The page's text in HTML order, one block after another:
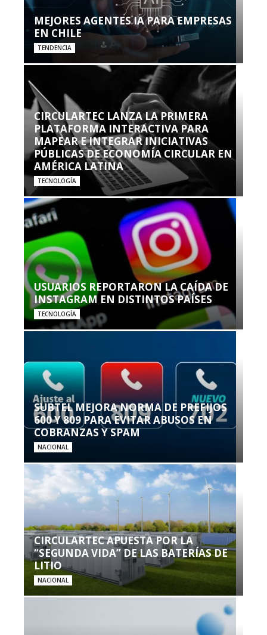
MEJORES AGENTES IA PARA EMPRESAS
EN CHILE
TENDENCIA
CIRCULARTEC LANZA LA PRIMERA
PLATAFORMA INTERACTIVA PARA
MAPEAR E INTEGRAR INICIATIVAS
PÚBLICAS DE ECONOMÍA CIRCULAR EN
AMÉRICA LATINA
TECNOLOGÍA
USUARIOS REPORTARON LA CAÍDA DE
INSTAGRAM EN DISTINTOS PAÍSES
TECNOLOGÍA
SUBTEL MEJORA NORMA DE PREFIJOS
600 Y 809 PARA EVITAR ABUSOS EN
COBRANZAS Y SPAM
NACIONAL
CIRCULARTEC APUESTA POR LA
“SEGUNDA VIDA” DE LAS BATERÍAS DE
LITIO
NACIONAL